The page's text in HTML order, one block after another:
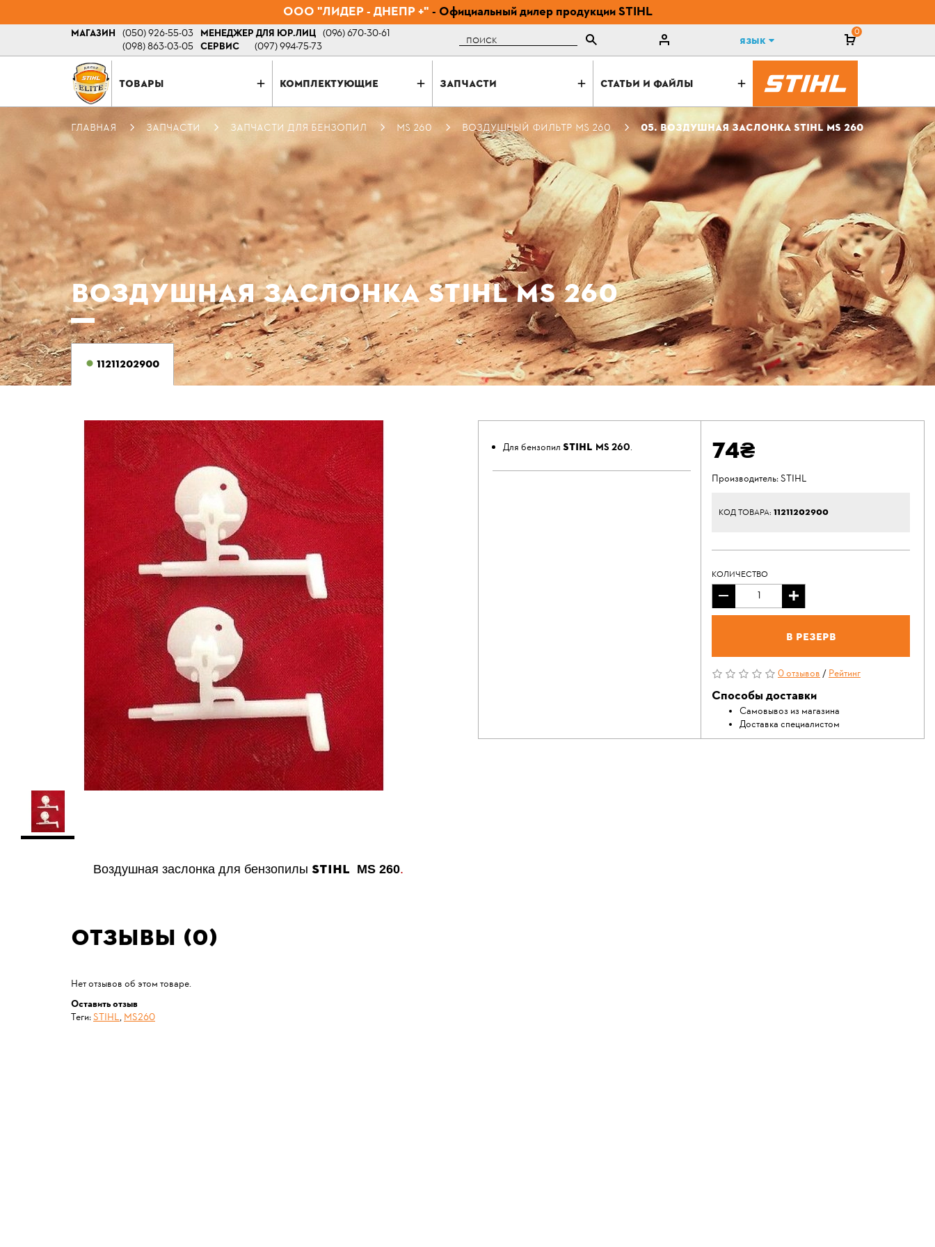
ООО "ЛИДЕР - ДНЕПР +" - Официальный дилер продукции STIHL
МАГАЗИН (050) 926-55-03
(098) 863-03-05
МЕНЕДЖЕР ДЛЯ ЮР.ЛИЦ (096) 670-30-61
СЕРВИС
(097) 994-75-73 Поиск Язык
0
ТОВАРЫ КОМПЛЕКТУЮЩИЕ ЗАПЧАСТИ СТАТЬИ И ФАЙЛЫ
ГЛАВНАЯ ЗАПЧАСТИ ЗАПЧАСТИ ДЛЯ БЕНЗОПИЛ MS 260 ВОЗДУШНЫЙ ФИЛЬТР MS 260 05. ВОЗДУШНАЯ ЗАСЛОНКА STIHL MS 260
ВОЗДУШНАЯ ЗАСЛОНКА STIHL MS 260
11211202900
Для бензопил STIHL MS 260. 74₴
Производитель:STIHL
КОД ТОВАРА: 11211202900
КОЛИЧЕСТВО
В резерв
0 отзывов/Рейтинг
Способы доставки
Самовывоз из магазина
Доставка специалистом
Воздушная заслонка для бензопилы STIHL MS 260.
Отзывы (0)
Нет отзывов об этом товаре.
Оставить отзыв
Теги:STIHL,MS260